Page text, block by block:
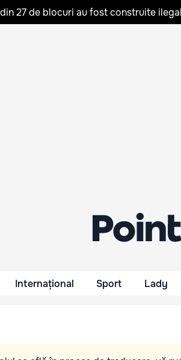
27 de blocuri au fost construite ilegal
Internațional Sport Lady